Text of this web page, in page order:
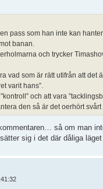
en pass som han inte kan
banan.
och trycker
vad som är rätt utifrån att
varit hans”.
och att vara
den så är det oerhört
så om man
sig i det där dåliga